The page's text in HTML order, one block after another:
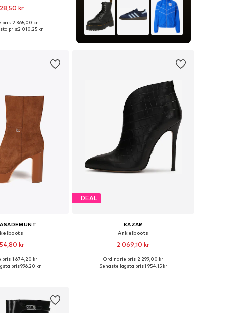
kr
storlekar: 38, 39
2 365,00 kr
pris:2 010,25 kr
kr
storlekar: 41
1 674,20 kr
pris:996,20 kr
DEAL
KAZAR
Ankelboots
2 069,10 kr
Tillgängliga storlekar: 36
Ordinarie pris: 2 299,00 kr
Senaste lägsta pris:1 954,15 kr